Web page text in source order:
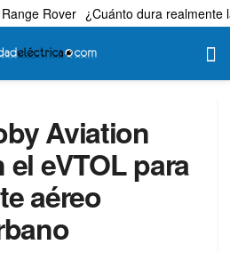
Rover ¿Cuánto dura realmente
Aviation
eVTOL para
aéreo